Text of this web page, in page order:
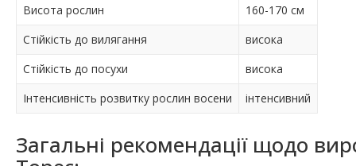
Висота рослин
160-170 см
Стійкість до вилягання
висока
Стійкість до посухи
висока
Інтенсивність розвитку рослин восени
інтенсивний
Загальні рекомендації щодо